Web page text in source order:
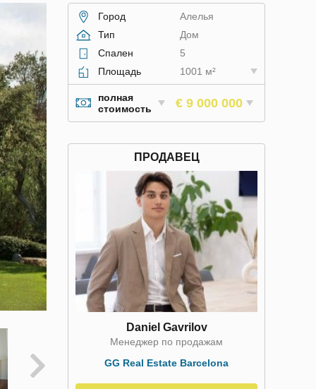
Город
Алелья
Тип
Дом
Спален
5
Площадь
1001 м²
полная
стоимость
€ 9 000 000
ПРОДАВЕЦ
Daniel Gavrilov
Менеджер по продажам
GG Real Estate Barcelona